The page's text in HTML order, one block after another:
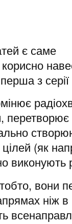
є саме
з серії
(як
виконують
вони
ніж